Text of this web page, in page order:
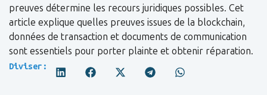
preuves détermine les recours juridiques possibles. Cet
article explique quelles preuves issues de la blockchain,
données de transaction et documents de communication
sont essentiels pour porter plainte et obtenir réparation.
Diviser: